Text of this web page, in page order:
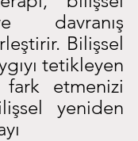
davranış
Bilişsel
tetikleyen
fark etmenizi
yeniden